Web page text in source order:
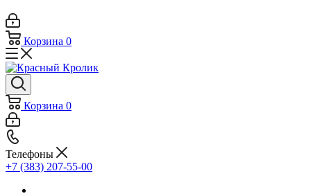
Корзина 0
Корзина 0
Телефоны
+7 (383) 207-55-00